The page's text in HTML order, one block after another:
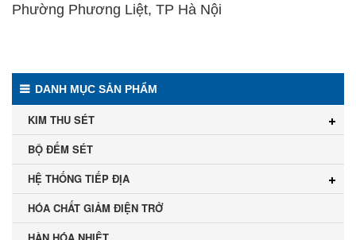
Phường Phương Liệt, TP Hà Nội
DANH MỤC SẢN PHẨM
KIM THU SÉT
BỘ ĐẾM SÉT
HỆ THỐNG TIẾP ĐỊA
HÓA CHẤT GIẢM ĐIỆN TRỞ